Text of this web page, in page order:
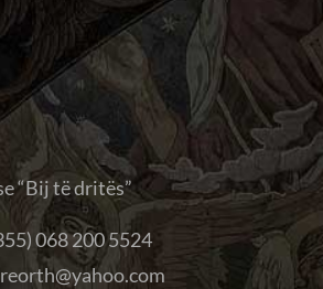
“Bij të dritës”
068 200 5524